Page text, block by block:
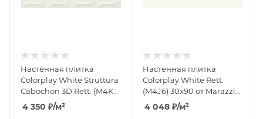
Настенная плитка
Colorplay White Struttura
Cabochon 3D Rett. (M4KT)
30x90 от Marazzi Italy
(Италия)
4 350 ₽/м²
Настенная плитка
Colorplay White Rett.
(M4J6) 30x90 от Marazzi
Italy (Италия)
4 048 ₽/м²